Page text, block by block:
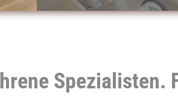
Spezialisten.